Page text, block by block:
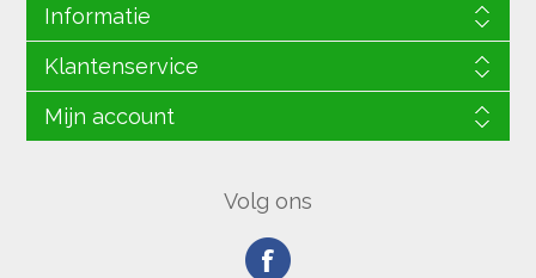
Informatie
Klantenservice
Mijn account
Volg ons